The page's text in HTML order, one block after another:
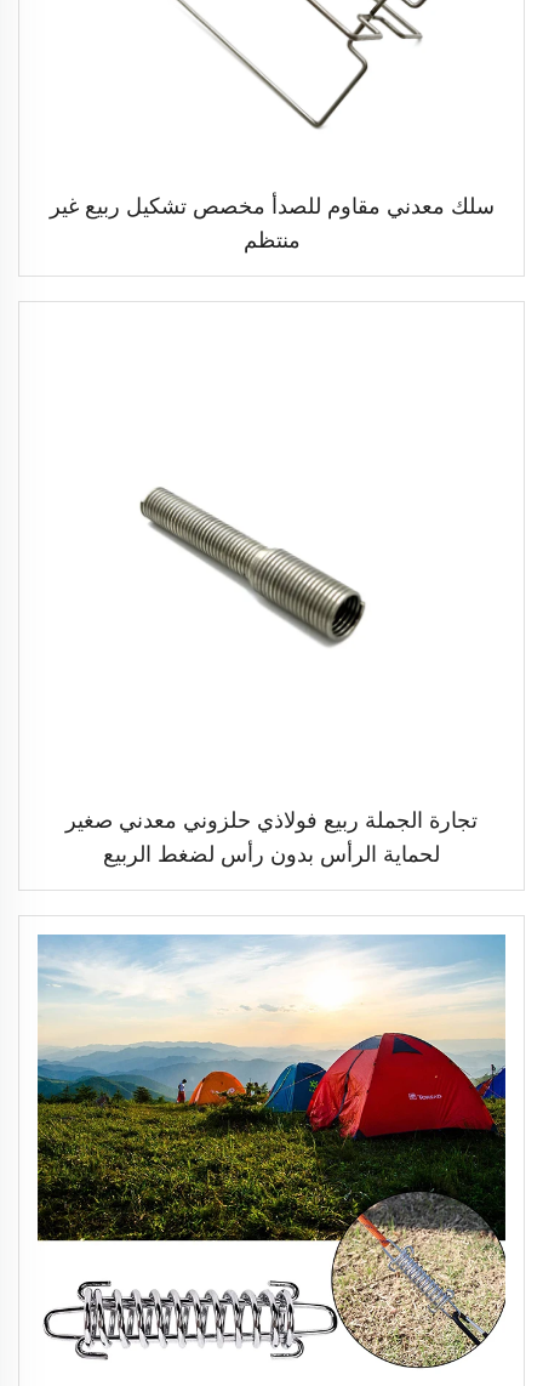
سلك معدني مقاوم للصدأ مخصص تشكيل ربيع غير
منتظم
تجارة الجملة ربيع فولاذي حلزوني معدني صغير
لحماية الرأس بدون رأس لضغط الربيع